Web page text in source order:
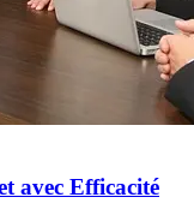
avec Efficacité